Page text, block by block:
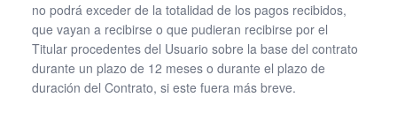
no podrá exceder de la totalidad de los pagos recibidos,
que vayan a recibirse o que pudieran recibirse por el
Titular procedentes del Usuario sobre la base del contrato
durante un plazo de 12 meses o durante el plazo de
duración del Contrato, si este fuera más breve.